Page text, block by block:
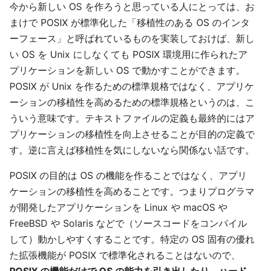
今から新しい OS を作ろうと思っている人にとっては、お
まけで POSIX が標準化した「移植性のある OS のインタ
ーフェース」と呼ばれているものを実装しておけば、新し
い OS を Unix にしなくても POSIX 環境用に作られたア
プリケーションを新しい OS で動かすことができます。
POSIX が Unix を作るための標準規格ではなく、アプリケ
ーションの移植性を高めるための標準規格というのは、こ
ういう意味です。テキストファイルの定義も最終的にはア
プリケーションの移植性を向上させることが目的の定義で
す。逆に言えば移植性を気にしないなら関係ない話です。
POSIX の目的は OS の機能を作ることではなく、アプリ
ケーションの移植性を高めることです。つまりプログラマ
が開発したアプリケーションを Linux や macOS や
FreeBSD や Solaris などで（ソースコードをコンパイル
して）動かしやすくすることです。特定の OS 固有の優れ
た拡張機能が POSIX で標準化されることはないので、